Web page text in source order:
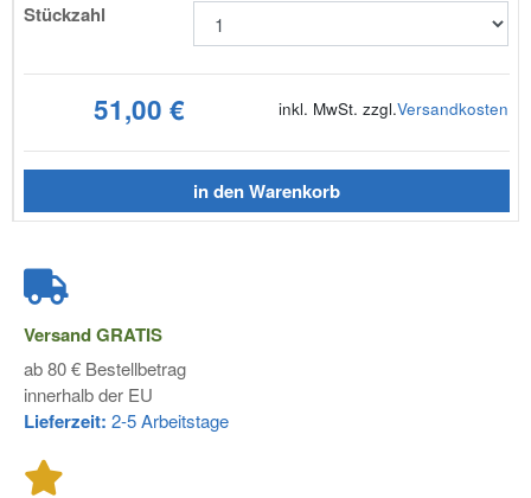
Stückzahl
51,00 € inkl. MwSt. zzgl.Versandkosten
in den Warenkorb
VersandGRATIS
ab 80 € Bestellbetrag
innerhalb der EU
Lieferzeit: 2-5 Arbeitstage